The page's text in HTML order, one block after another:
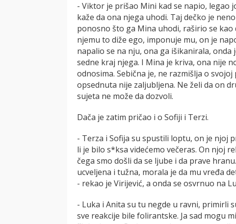
- Viktor je prišao Mini kad se napio, legao
kaže da ona njega uhodi. Taj dečko je
ponosno što ga Mina uhodi, raširio se kao
njemu to diže ego, imponuje mu, on je
napalio se na nju, ona ga išikanirala, onda
sedne kraj njega. I Mina je kriva, ona nije
odnosima. Sebična je, ne razmišlja o
opsednuta nije zaljubljena. Ne želi da on
sujeta ne može da dozvoli.
Dača je zatim pričao i o Sofiji i Terzi.
- Terza i Sofija su spustili loptu, on je njoj
li je bilo s*ksa videćemo večeras. On njoj
čega smo došli da se ljube i da prave
ucveljena i tužna, morala je da mu vređa
- rekao je Virijević, a onda se osvrnuo na
- Luka i Anita su tu negde u ravni, primirli
sve reakcije bile folirantske. Ja sad mogu